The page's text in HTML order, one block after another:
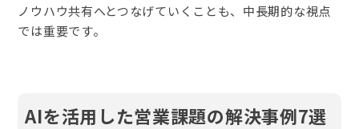
ノウハウ共有へとつなげていくことも、中長期的な視点
では重要です。
AIを活用した営業課題の解決事例7選